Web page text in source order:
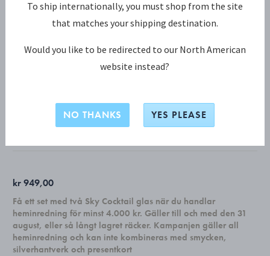
SKY örtkniv
kr 949,00
Få ett set med två Sky Cocktail glas när du handlar
heminredning för minst 4.000 kr. Gäller till och med den 31
august, eller så långt lagret räcker. Kampanjen gäller all
heminredning och kan inte kombineras med smycken,
silverhantverk och presentkort
To ship internationally, you must shop from the site
that matches your shipping destination.
Would you like to be redirected to our North American
website instead?
NO THANKS YES PLEASE